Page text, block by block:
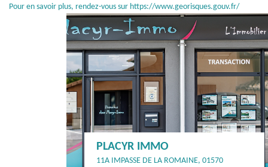
Pour en savoir plus, rendez-vous sur https://www.georisques.gouv.fr/
PLACYR IMMO
11A IMPASSE DE LA ROMAINE, 01570